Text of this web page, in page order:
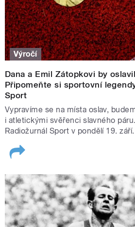
Výročí
Dana a Emil Zátopkovi by
Připomeňte si sportovní
Sport
Vypravíme se na místa oslav,
i atletickými svěřenci slavného
Radiožurnál Sport v pondělí 19. září.